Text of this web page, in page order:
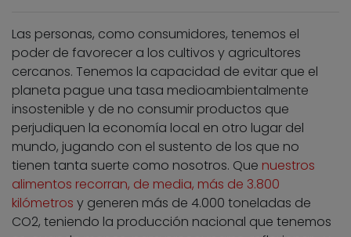
Las personas, como consumidores, tenemos el
poder de favorecer a los cultivos y agricultores
cercanos. Tenemos la capacidad de evitar que el
planeta pague una tasa medioambientalmente
insostenible y de no consumir productos que
perjudiquen la economía local en otro lugar del
mundo, jugando con el sustento de los que no
tienen tanta suerte como nosotros. Que nuestros
alimentos recorran, de media, más de 3.800
kilómetros y generen más de 4.000 toneladas de
CO2, teniendo la producción nacional que tenemos